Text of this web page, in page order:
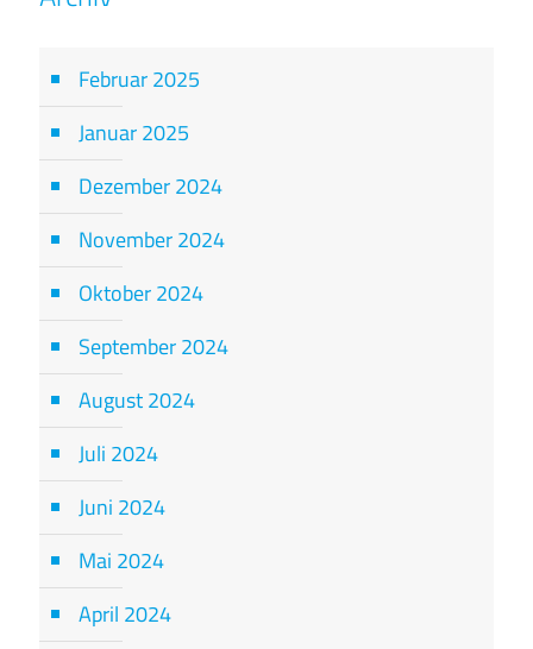
Februar 2025
Januar 2025
Dezember 2024
November 2024
Oktober 2024
September 2024
August 2024
Juli 2024
Juni 2024
Mai 2024
April 2024